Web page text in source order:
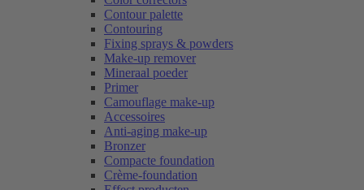
Contour palette
Contouring
Fixing sprays & powders
Make-up remover
Mineraal poeder
Primer
Camouflage make-up
Accessoires
Anti-aging make-up
Bronzer
Compacte foundation
Crème-foundation